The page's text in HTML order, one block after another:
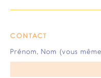
CONTACT
Prénom, Nom (vous